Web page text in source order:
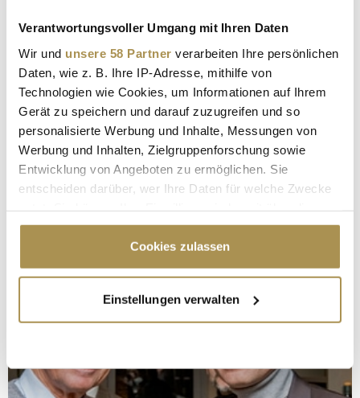
Verantwortungsvoller Umgang mit Ihren Daten
Wir und unsere 58 Partner verarbeiten Ihre persönlichen
Daten, wie z. B. Ihre IP-Adresse, mithilfe von
Technologien wie Cookies, um Informationen auf Ihrem
Gerät zu speichern und darauf zuzugreifen und so
personalisierte Werbung und Inhalte, Messungen von
Werbung und Inhalten, Zielgruppenforschung sowie
Entwicklung von Angeboten zu ermöglichen. Sie
entscheiden darüber, wer Ihre Daten für welche Zwecke
Cookie-Erklärung oder durch Klicken auf das Privacy
Trigger Symbol ändern oder widerrufen
Informationen über Ihre geografische Lage
erfassen, welche bis auf einige Meter genau sein
bestimmten Merkmalen (Fingerprinting) identifizieren
Cookies zulassen
Einstellungen verwalten